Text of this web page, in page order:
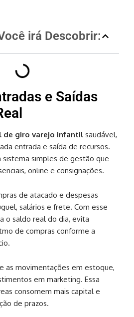
irá Descobrir:
e Saídas
de giro varejo infantil saudável,
entrada e saída de recursos.
sistema simples de gestão que
online e consignações.
de atacado e despesas
salários e frete. Com esse
o saldo real do dia, evita
de compras conforme a
as movimentações em estoque,
em marketing. Essa
consomem mais capital e
de prazos.